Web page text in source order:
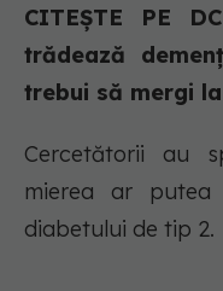
CITEȘTE PE
trădează
trebui să mergi
Cercetătorii au
mierea ar
diabetului de tip 2.